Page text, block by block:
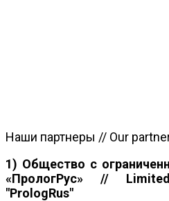
Наши партнеры // Our
1) Общество с
«ПрологРус» //
"PrologRus"